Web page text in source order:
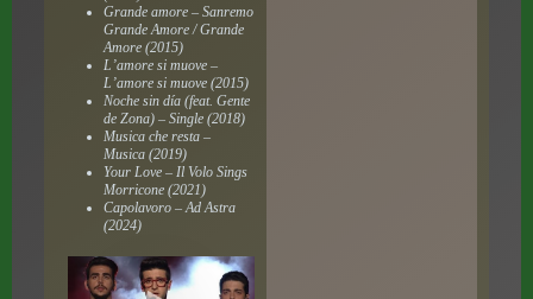
Grande amore – Sanremo
Grande Amore / Grande
Amore (2015)
L’amore si muove –
L’amore si muove (2015)
Noche sin día (feat. Gente
de Zona) – Single (2018)
Musica che resta –
Musica (2019)
Your Love – Il Volo Sings
Morricone (2021)
Capolavoro – Ad Astra
(2024)